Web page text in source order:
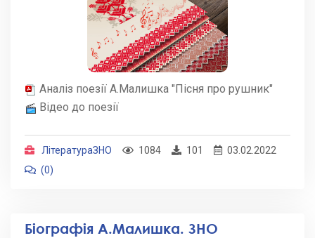
Аналіз поезії А.Малишка "Пісня про рушник"
Відео до поезії
ЛітератураЗНО 1084 101
03.02.2022
(0)
Біографія А.Малишка. ЗНО